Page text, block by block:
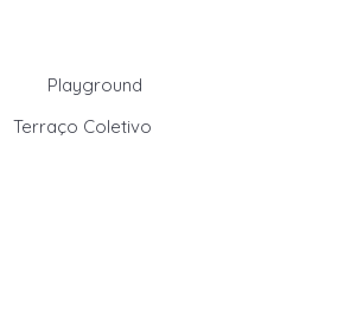
Playground
Terraço Coletivo